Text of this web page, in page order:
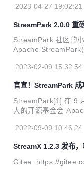
非恶意为之...
等编写流处理应用程
了一个流处理应用管
发、调试、交互查询
月 以 StreamX 为名
mPark，随后通过投
金会的孵化项目。
馈...
2023-04-27 19:02:21
StreamPark 2.0.0 重
了
StreamPark 社区的
Apache
的第一个版本, 也是
新功能, 也经历了社
于和大家见面了, 这
过100 位
了诸多的新特性和改
2023-02-09 15:32:54
官宣！StreamPark
StreamPark[1] 在 9
大的开源基金会
得更加规范以及国际
管理平台。于 2019
021年 4月在 GitHub
2022-09-09 10:46:24
StreamX 1.2.3 发布
Gitee: https://